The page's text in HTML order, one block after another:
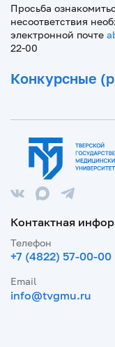
Просьба
несоответствия
электронной почте
22-00
Конкурсные
Контактная
Телефон
+7 (4822) 57-00-00
Email
info@tvgmu.ru